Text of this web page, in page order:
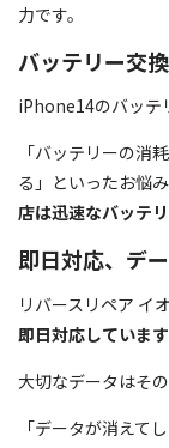
力です。
バッテリー交
iPhone14のバッテ
「バッテリーの消
る」といったお悩
店は迅速なバッテ
即日対応、デ
リバースリペア イ
即日対応しています
大切なデータはそ
「データが消えて